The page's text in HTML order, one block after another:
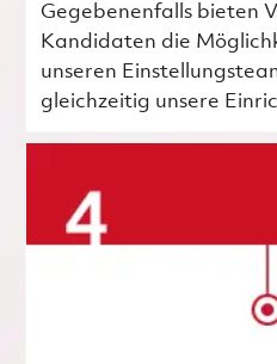
Gegebenenfalls bieten
Kandidaten die
unseren
gleichzeitig unsere